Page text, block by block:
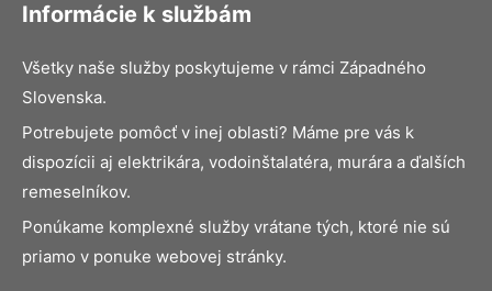
Informácie k službám
Všetky naše služby poskytujeme v rámci Západného
Slovenska.
Potrebujete pomôcť v inej oblasti? Máme pre vás k
dispozícii aj elektrikára, vodoinštalatéra, murára a ďalších
remeselníkov.
Ponúkame komplexné služby vrátane tých, ktoré nie sú
priamo v ponuke webovej stránky.